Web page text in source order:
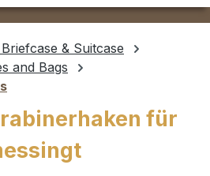
& Suitcase
and Bags
für